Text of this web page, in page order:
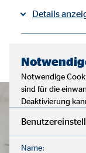
Details
Notwendige
sind für die
Deaktivierung
Name: